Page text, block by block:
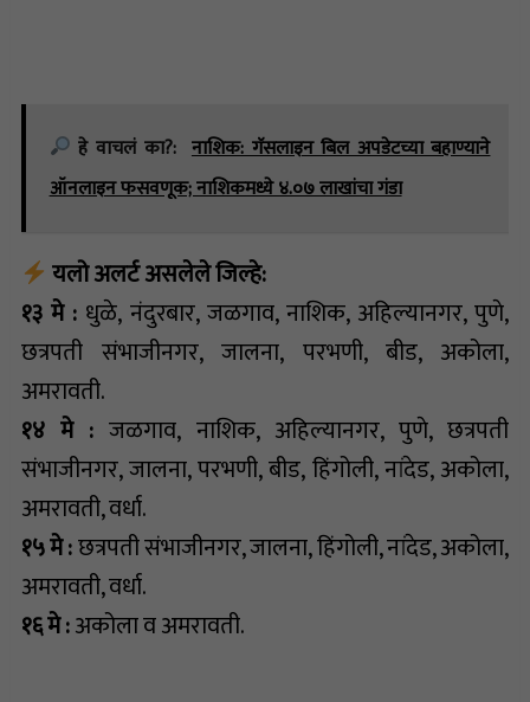
हे वाचलं का?: नाशिक: गॅसलाइन बिल अपडेटच्या बहाण्याने
ऑनलाइन फसवणूक; नाशिकमध्ये ४.०७ लाखांचा गंडा
यलो अलर्ट असलेले जिल्हे:
१३ मे : धुळे, नंदुरबार, जळगाव, नाशिक, अहिल्यानगर, पुणे,
छत्रपती संभाजीनगर, जालना, परभणी, बीड, अकोला,
अमरावती.
१४ मे :जळगाव, नाशिक, अहिल्यानगर, पुणे, छत्रपती
संभाजीनगर, जालना, परभणी, बीड, हिंगोली, नांदेड, अकोला,
अमरावती, वर्धा.
१५ मे :छत्रपती संभाजीनगर, जालना, हिंगोली, नांदेड, अकोला,
अमरावती, वर्धा.
१६ मे :अकोला व अमरावती.